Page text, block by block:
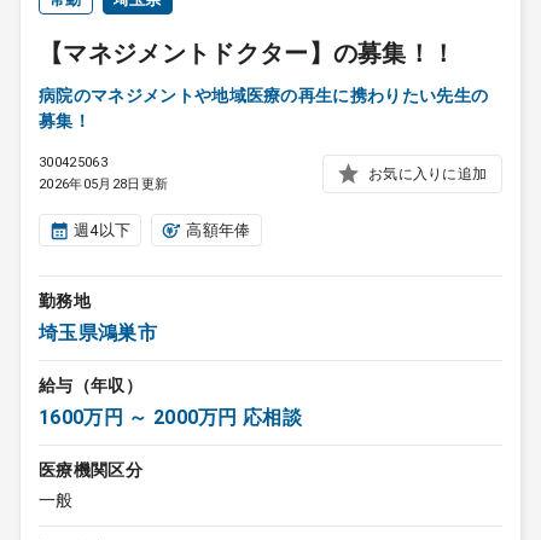
【マネジメントドクター】の募集！！
病院のマネジメントや地域医療の再生に携わりたい先生の
募集！
300425063
2026年05月28日更新
お気に入りに追加
週4以下 高額年俸
勤務地
埼玉県鴻巣市
給与（年収）
1600万円 ～ 2000万円 応相談
医療機関区分
一般